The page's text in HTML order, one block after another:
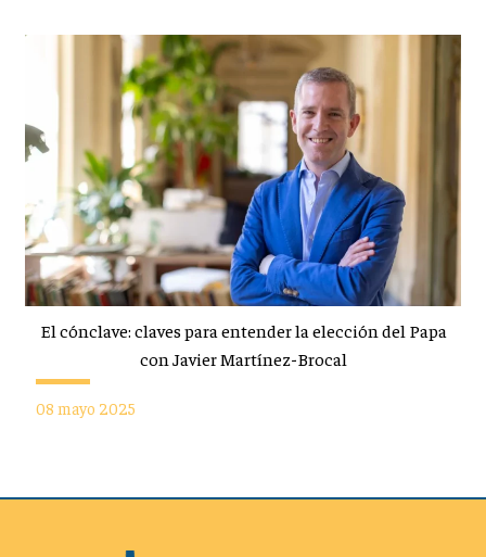
El cónclave: claves para entender la elección del Papa
con Javier Martínez-Brocal
08 mayo 2025